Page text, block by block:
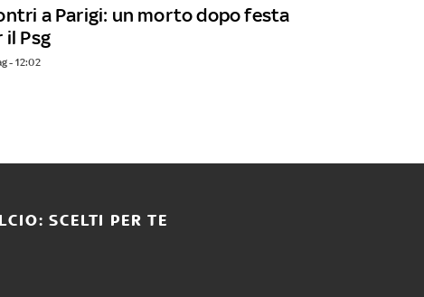
a Parigi: un morto dopo festa
il Psg
- 12:02
SCELTI PER TE